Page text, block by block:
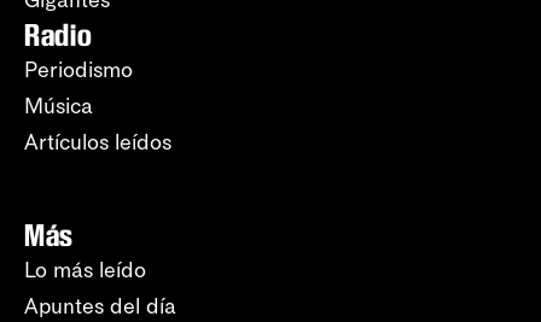
Radio
Periodismo
Música
Artículos leídos
Más
Lo más leído
Apuntes del día